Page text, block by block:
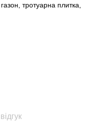
тротуарна плитка,